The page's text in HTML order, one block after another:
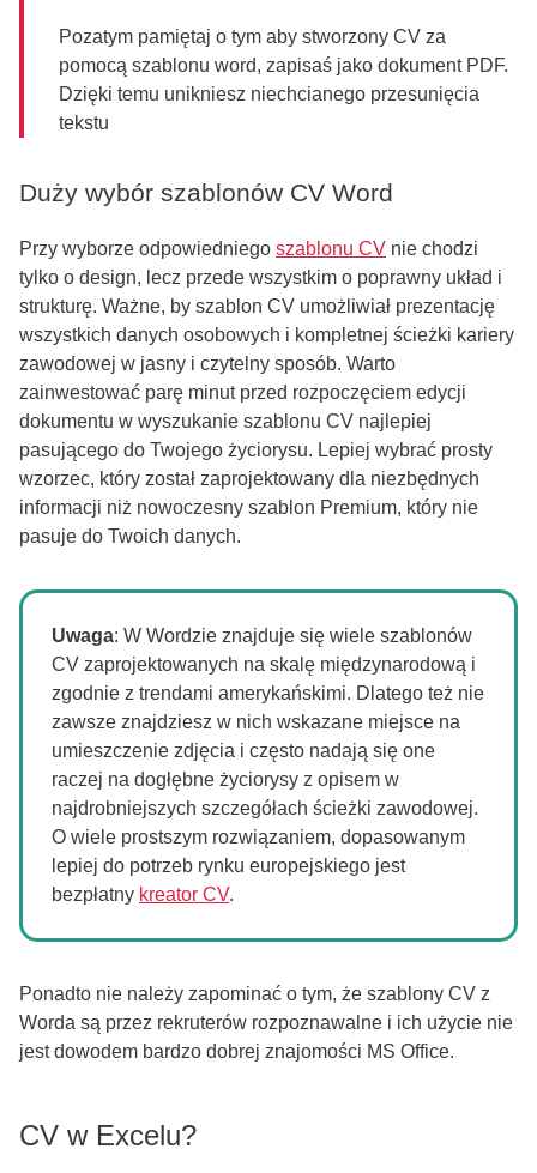
Pozatym pamiętaj o tym aby stworzony CV za
pomocą szablonu word, zapisaś jako dokument PDF.
Dzięki temu unikniesz niechcianego przesunięcia
tekstu
Duży wybór szablonów CV Word
Przy wyborze odpowiedniego szablonu CV nie chodzi
tylko o design, lecz przede wszystkim o poprawny układ i
strukturę. Ważne, by szablon CV umożliwiał prezentację
wszystkich danych osobowych i kompletnej ścieżki kariery
zawodowej w jasny i czytelny sposób. Warto
zainwestować parę minut przed rozpoczęciem edycji
dokumentu w wyszukanie szablonu CV najlepiej
pasującego do Twojego życiorysu. Lepiej wybrać prosty
wzorzec, który został zaprojektowany dla niezbędnych
informacji niż nowoczesny szablon Premium, który nie
pasuje do Twoich danych.
Uwaga: W Wordzie znajduje się wiele szablonów
CV zaprojektowanych na skalę międzynarodową i
zgodnie z trendami amerykańskimi. Dlatego też nie
zawsze znajdziesz w nich wskazane miejsce na
umieszczenie zdjęcia i często nadają się one
raczej na dogłębne życiorysy z opisem w
najdrobniejszych szczegółach ścieżki zawodowej.
O wiele prostszym rozwiązaniem, dopasowanym
lepiej do potrzeb rynku europejskiego jest
bezpłatny kreator CV.
Ponadto nie należy zapominać o tym, że szablony CV z
Worda są przez rekruterów rozpoznawalne i ich użycie nie
jest dowodem bardzo dobrej znajomości MS Office.
CV w Excelu?